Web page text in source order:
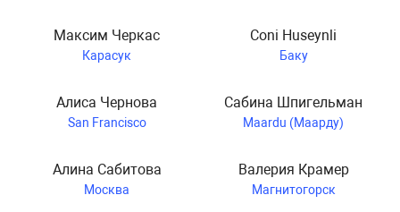
Максим Черкас
Карасук
Coni Huseynli
Баку
Алиса Чернова
San Francisco
Сабина Шпигельман
Maardu (Маарду)
Алина Сабитова
Москва
Валерия Крамер
Магнитогорск